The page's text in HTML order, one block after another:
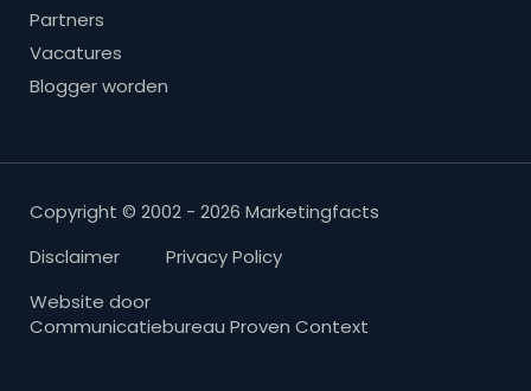
Partners
Vacatures
Blogger worden
Copyright © 2002 - 2026 Marketingfacts
Disclaimer
Privacy Policy
Website door
Communicatiebureau Proven Context